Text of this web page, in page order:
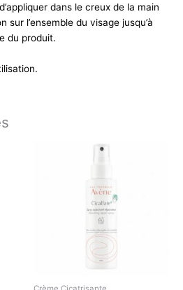
dans le creux de la main
sur l’ensemble du visage jusqu’à
du produit.